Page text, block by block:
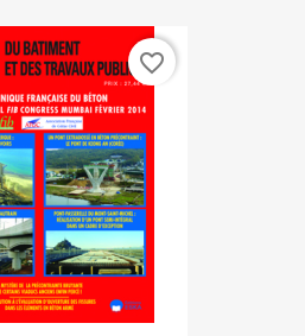
favorite_border